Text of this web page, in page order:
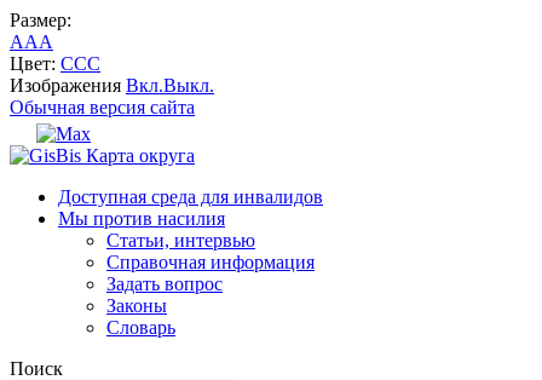
Размер:
AAA
Цвет: CCC
Изображения Вкл.Выкл.
Обычная версия сайта
Карта округа
Доступная среда для инвалидов
Мы против насилия
Статьи, интервью
Справочная информация
Задать вопрос
Законы
Словарь
Поиск